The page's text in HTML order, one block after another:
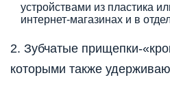
устройствами из пластика
интернет-магазинах и в
2. Зубчатые прищепки-
которыми также